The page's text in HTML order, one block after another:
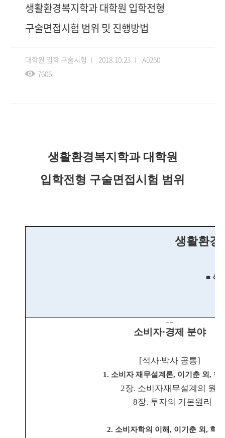
생활환경복지학과 대학원 입학전형
구술면접시험 범위 및 진행방법
대학원 입학 구술시험 2018.10.23
A0250
7606
생활환경복지학과 대학원
입학전형 구술면접시험 범위
생활환경
■ 석
ㅡㅡ
소비자·경제 분야
[석사∙박사 공통]
1. 소비자 재무설계론, 이기춘 외, 학
2장. 소비자재무설계의 원리
8장. 투자의 기본원리
2. 소비자학의 이해, 이기춘 외, 학